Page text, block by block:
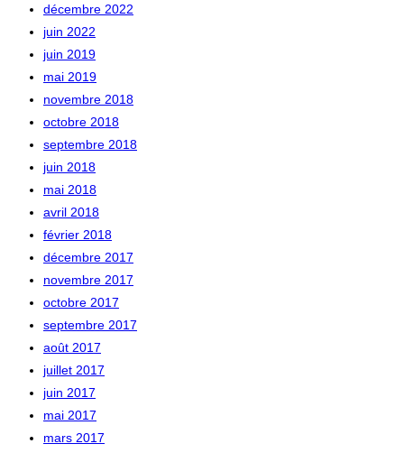
décembre 2022
juin 2022
juin 2019
mai 2019
novembre 2018
octobre 2018
septembre 2018
juin 2018
mai 2018
avril 2018
février 2018
décembre 2017
novembre 2017
octobre 2017
septembre 2017
août 2017
juillet 2017
juin 2017
mai 2017
mars 2017